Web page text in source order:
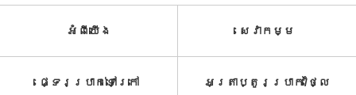
អំពី​យើង សេវាកម្ម​
ផ្ទេរប្រាក់ទៅក្រៅ
អត្រាប្តូរប្រាក់/ថ្លៃ